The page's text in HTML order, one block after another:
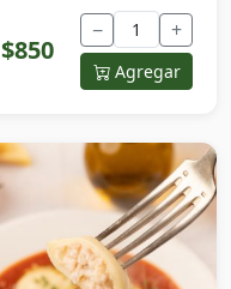
$850
− +
Agregar